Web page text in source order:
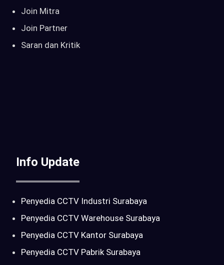
Join Mitra
Join Partner
Saran dan Kritik
Info Update
Penyedia CCTV Industri Surabaya
Penyedia CCTV Warehouse Surabaya
Penyedia CCTV Kantor Surabaya
Penyedia CCTV Pabrik Surabaya